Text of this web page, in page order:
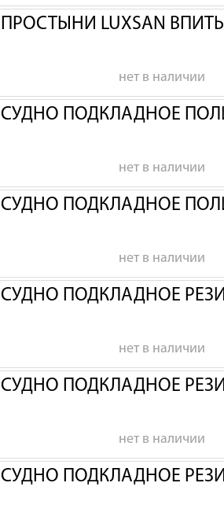
ПРОСТЫНИ LUXSAN
нет в наличии
СУДНО ПОДКЛАДНОЕ
нет в наличии
СУДНО ПОДКЛАДНОЕ
нет в наличии
СУДНО ПОДКЛАДНОЕ
нет в наличии
СУДНО ПОДКЛАДНОЕ
нет в наличии
СУДНО ПОДКЛАДНОЕ